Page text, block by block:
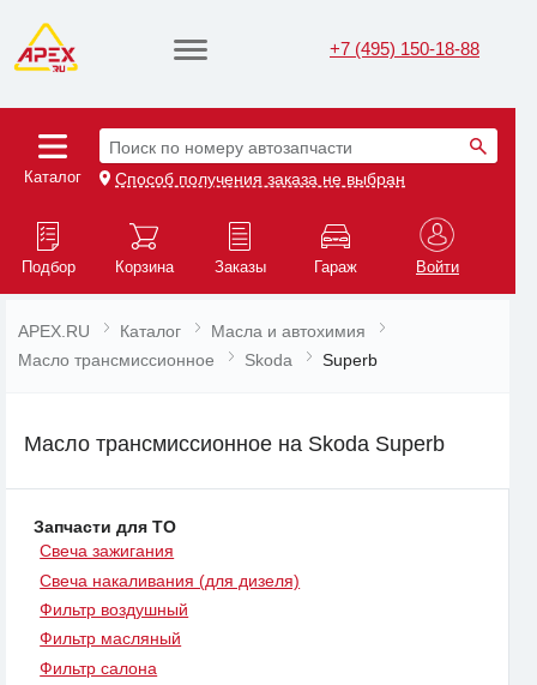
+7 (495) 150-18-88
Каталог
Поиск по номеру автозапчасти
Способ получения заказа не выбран
Подбор Корзина Заказы Гараж Войти
APEX.RU Каталог
Масла и автохимия
Масло трансмиссионное
Skoda Superb
Масло трансмиссионное на Skoda Superb
Запчасти для ТО
Свеча зажигания
Свеча накаливания (для дизеля)
Фильтр воздушный
Фильтр масляный
Фильтр салона